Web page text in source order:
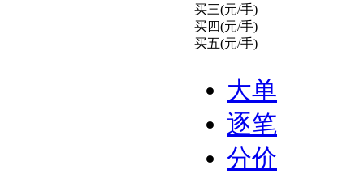
买三(元/手)
买四(元/手)
买五(元/手)
大单
逐笔
分价